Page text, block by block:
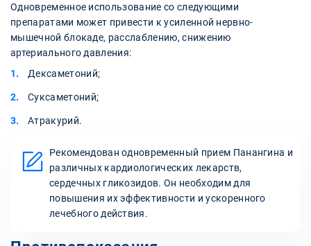
Одновременное использование со следующими
препаратами может привести к усиленной нервно-
мышечной блокаде, расслаблению, снижению
артериального давления:
Дексаметоний;
Суксаметоний;
Атракурий.
Рекомендован одновременный прием Панангина и
различных кардиологических лекарств,
сердечных гликозидов. Он необходим для
повышения их эффективности и ускоренного
лечебного действия.